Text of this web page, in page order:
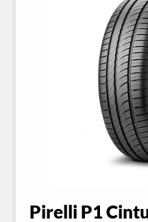
Pirelli P1